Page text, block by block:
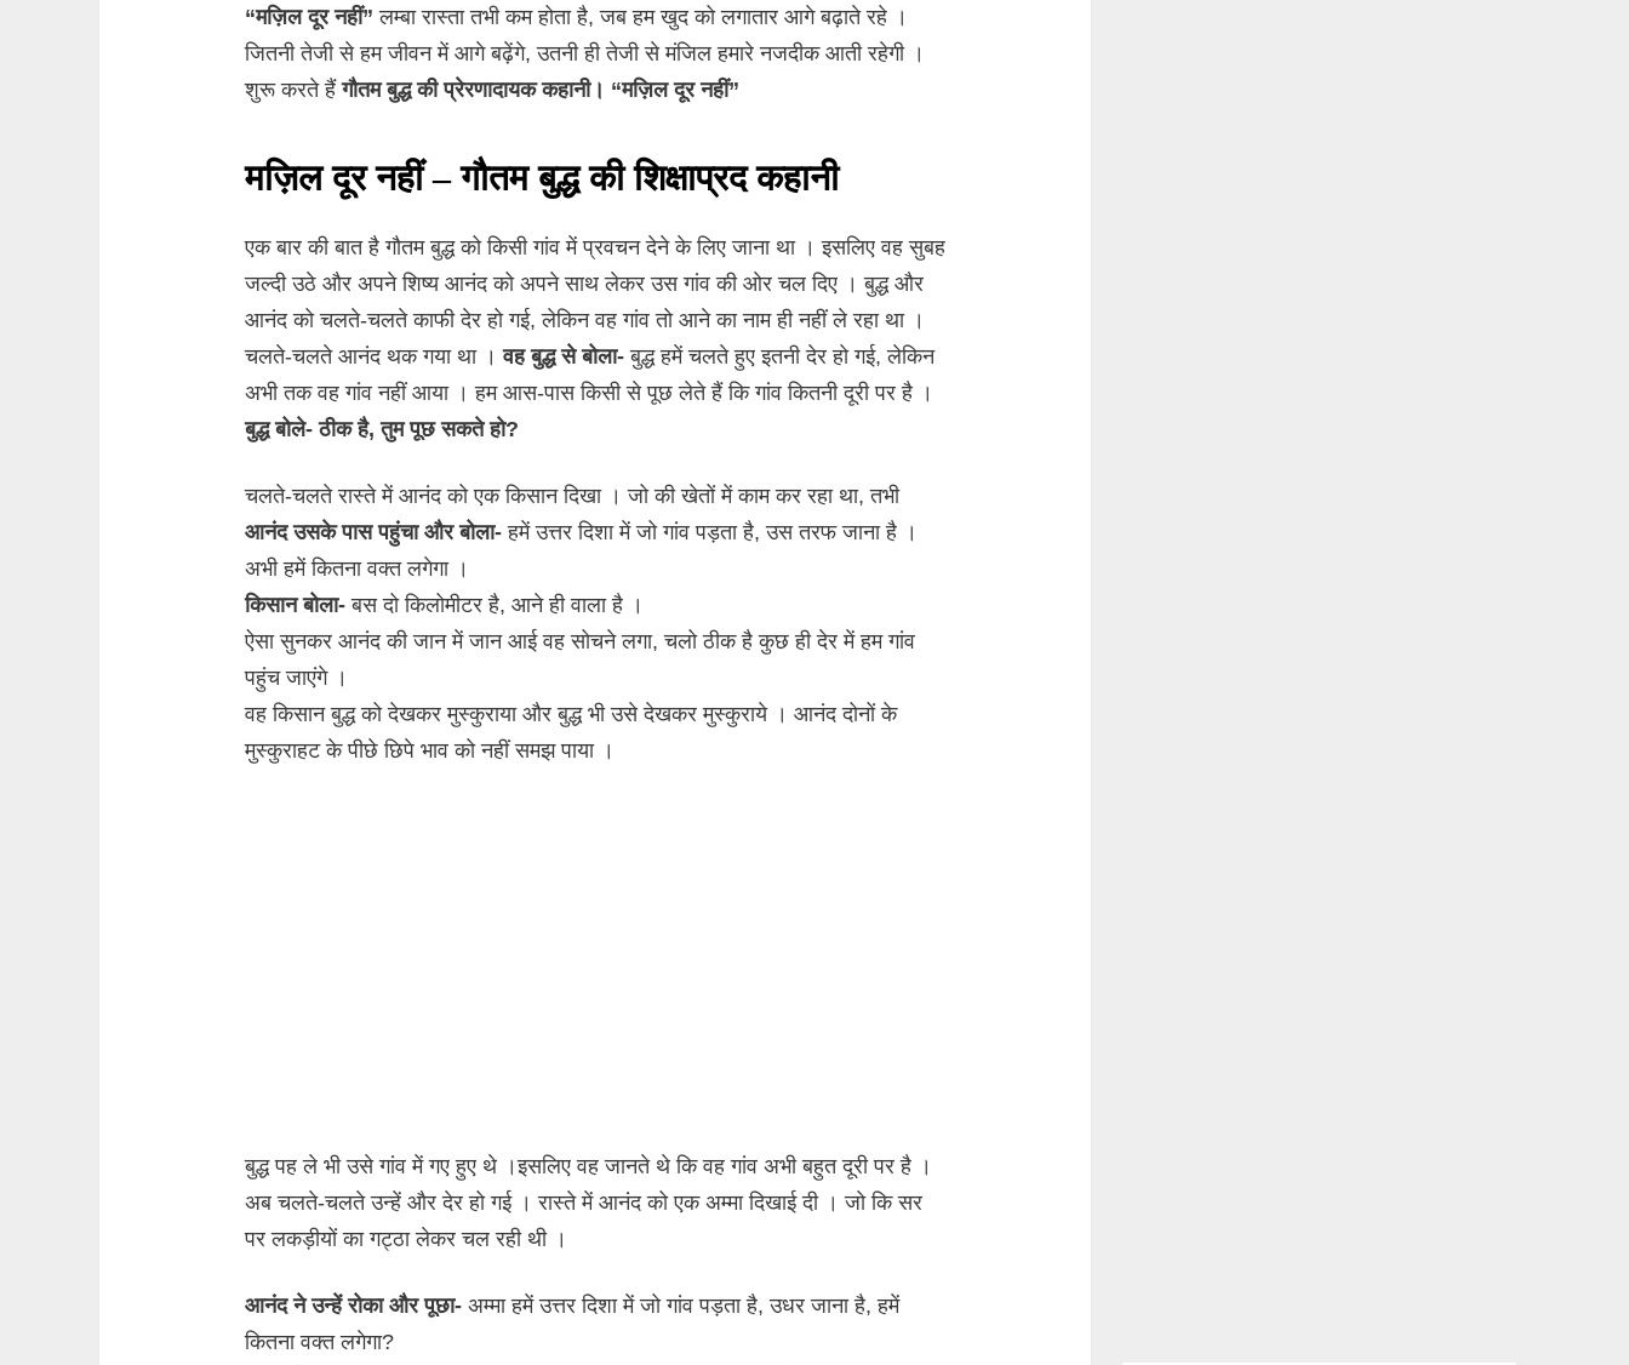
“मज़िल दूर नहीं”लम्बा रास्ता तभी कम होता है, जब हम खुद को लगातार आगे बढ़ाते रहे ।
जितनी तेजी से हम जीवन में आगे बढ़ेंगे, उतनी ही तेजी से मंजिल हमारे नजदीक आती रहेगी ।
शुरू करते हैंगौतम बुद्ध की प्रेरणादायक कहानी। “मज़िल दूर नहीं”
मज़िल दूर नहीं – गौतम बुद्ध की शिक्षाप्रद कहानी
एक बार की बात है गौतम बुद्ध को किसी गांव में प्रवचन देने के लिए जाना था । इसलिए वह सुबह
जल्दी उठे और अपने शिष्य आनंद को अपने साथ लेकर उस गांव की ओर चल दिए । बुद्ध और
आनंद को चलते-चलते काफी देर हो गई, लेकिन वह गांव तो आने का नाम ही नहीं ले रहा था ।
चलते-चलते आनंद थक गया था ।वह बुद्ध से बोला- बुद्ध हमें चलते हुए इतनी देर हो गई, लेकिन
अभी तक वह गांव नहीं आया । हम आस-पास किसी से पूछ लेते हैं कि गांव कितनी दूरी पर है ।
बुद्ध बोले- ठीक है, तुम पूछ सकते हो?
चलते-चलते रास्ते में आनंद को एक किसान दिखा । जो की खेतों में काम कर रहा था, तभी
आनंद उसके पास पहुंचा और बोला-हमें उत्तर दिशा में जो गांव पड़ता है, उस तरफ जाना है ।
अभी हमें कितना वक्त लगेगा ।
किसान बोला- बस दो किलोमीटर है, आने ही वाला है ।
ऐसा सुनकर आनंद की जान में जान आई वह सोचने लगा, चलो ठीक है कुछ ही देर में हम गांव
पहुंच जाएंगे ।
वह किसान बुद्ध को देखकर मुस्कुराया और बुद्ध भी उसे देखकर मुस्कुराये । आनंद दोनों के
मुस्कुराहट के पीछे छिपे भाव को नहीं समझ पाया ।
बुद्ध पह ले भी उसे गांव में गए हुए थे ।इसलिए वह जानते थे कि वह गांव अभी बहुत दूरी पर है ।
अब चलते-चलते उन्हें और देर हो गई । रास्ते में आनंद को एक अम्मा दिखाई दी । जो कि सर
पर लकड़ीयों का गट्ठा लेकर चल रही थी ।
आनंद ने उन्हें रोका और पूछा- अम्मा हमें उत्तर दिशा में जो गांव पड़ता है, उधर जाना है, हमें
कितना वक्त लगेगा?